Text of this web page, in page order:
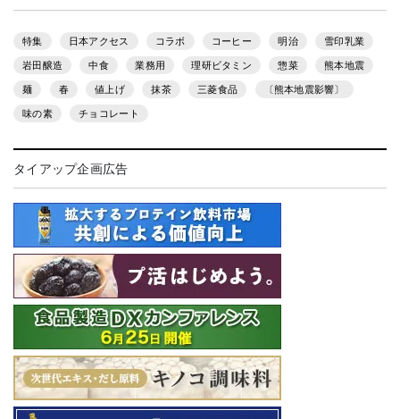
特集 日本アクセス コラボ コーヒー 明治 雪印乳業
岩田醸造 中食 業務用 理研ビタミン 惣菜 熊本地震
麺 春 値上げ 抹茶 三菱食品 〔熊本地震影響〕
味の素 チョコレート
タイアップ企画広告